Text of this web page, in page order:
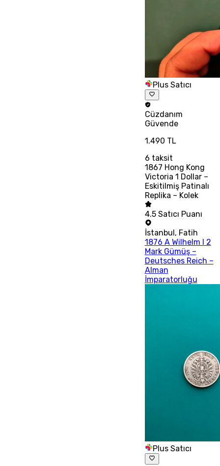
Plus Satıcı
Cüzdanım
Güvende
1.490 TL
6 taksit
1867 Hong Kong
Victoria 1 Dollar –
Eskitilmiş Patinalı
Replika – Kolek
4.5 Satıcı Puanı
İstanbul , Fatih
1876 A Wilhelm I 2
Mark Gümüş –
Deutsches Reich –
Alman
İmparatorluğu
Plus Satıcı